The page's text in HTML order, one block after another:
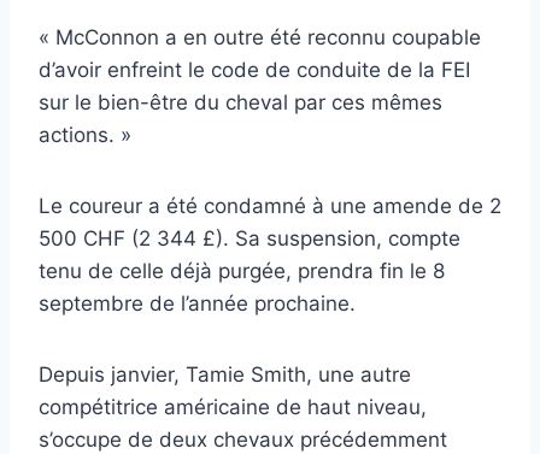
« McConnon a en outre été reconnu coupable
d’avoir enfreint le code de conduite de la FEI
sur le bien-être du cheval par ces mêmes
actions. »
Le coureur a été condamné à une amende de 2
500 CHF (2 344 £). Sa suspension, compte
tenu de celle déjà purgée, prendra fin le 8
septembre de l’année prochaine.
Depuis janvier, Tamie Smith, une autre
compétitrice américaine de haut niveau,
s’occupe de deux chevaux précédemment